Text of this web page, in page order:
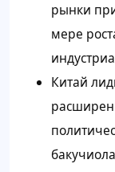
рынки
мере
Китай